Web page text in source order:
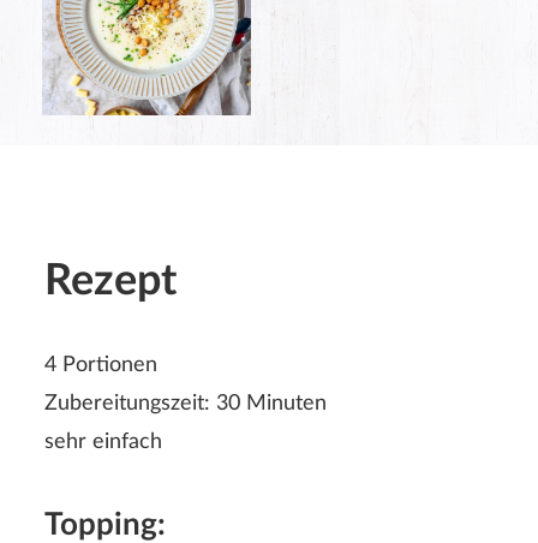
Rezept
4 Portionen
Zubereitungszeit: 30 Minuten
sehr einfach
Topping: